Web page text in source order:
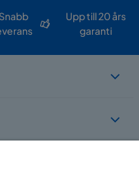
Snabb
Upp till 20 års
garanti